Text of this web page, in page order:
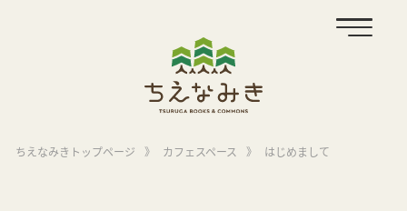
ちえなみきトップページ 》 カフェスペース 》 はじめまして